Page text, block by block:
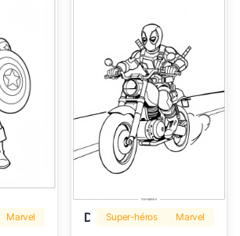
Marvel Super-héros Marvel